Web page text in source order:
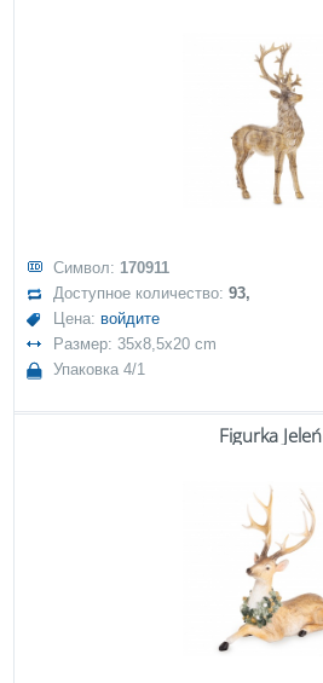
Символ: 170911
Доступное количество:93,
Цена: войдите
Размер: 35x8,5x20 cm
Упаковка 4/1
Figurka Jeleń